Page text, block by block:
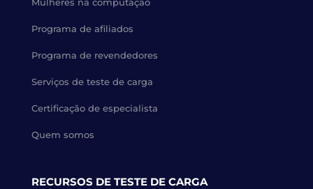
Programa de afiliados
Programa de revendedores
Serviços de teste de carga
Certificação de especialista
Quem somos
RECURSOS DE TESTE DE CARGA